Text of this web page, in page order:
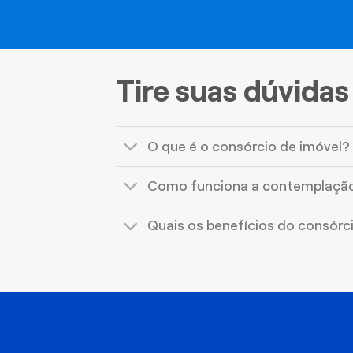
Tire suas dúvidas
O que é o consórcio de imóvel?
Como funciona a
Quais os benefícios do